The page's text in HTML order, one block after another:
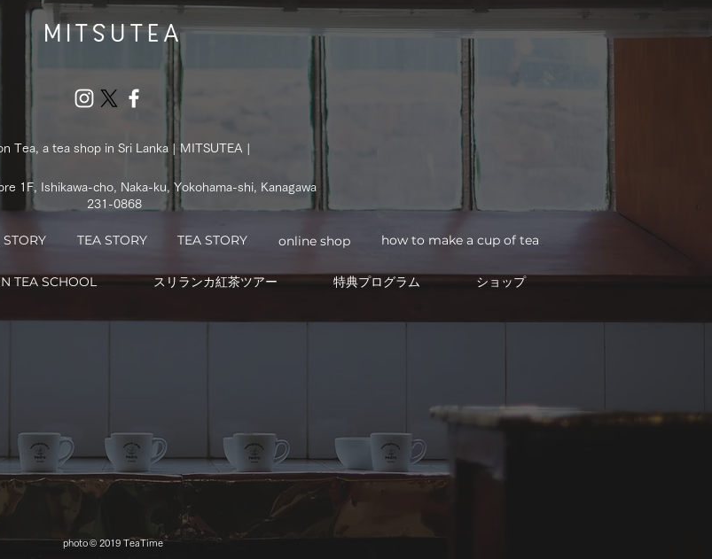
Tea, a tea shop in Sri Lanka | MITSUTEA |
1F, Ishikawa-cho, Naka-ku, Yokohama-shi, Kanagawa
231-0868
STORY TEA STORY TEA STORY online shop how to make a cup of tea
TEA SCHOOL スリランカ紅茶ツアー 特典プログラム ショップ
photo © 2019 TeaTime